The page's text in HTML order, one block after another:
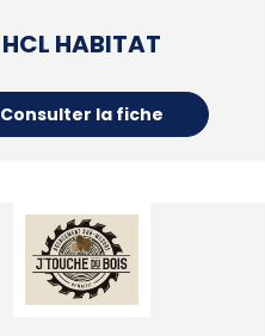
HCL HABITAT
Consulter la fiche